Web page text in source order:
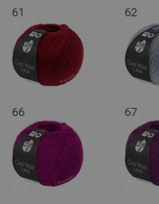
61 62
66 67